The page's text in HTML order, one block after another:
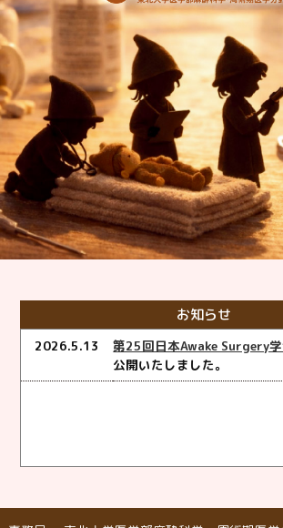
お知らせ
2026.5.13 第25回日本Awake Surgery
公開いたしました。